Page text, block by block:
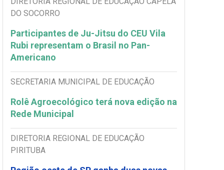
DO SOCORRO
Participantes de Ju-Jitsu do CEU Vila
Rubi representam o Brasil no Pan-
Americano
SECRETARIA MUNICIPAL DE EDUCAÇÃO
Rolê Agroecológico terá nova edição na
Rede Municipal
DIRETORIA REGIONAL DE EDUCAÇÃO
PIRITUBA